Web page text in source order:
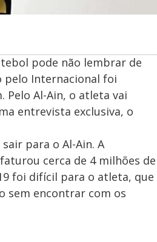
pode não lembrar de
pelo Internacional foi
Al-Ain, o atleta vai
entrevista exclusiva, o
para o Al-Ain. A
cerca de 4 milhões de
foi difícil para o atleta, que
sem encontrar com os